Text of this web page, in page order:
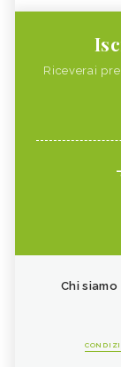
Riceverai
Chi siamo